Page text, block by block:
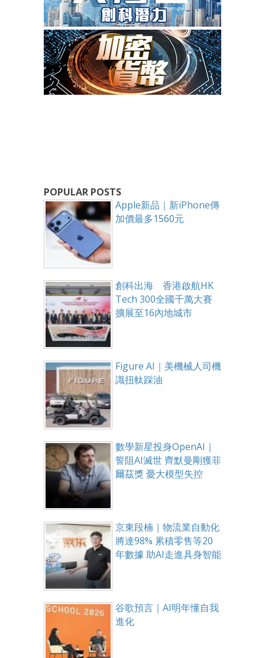
POPULAR POSTS
Apple新品｜新iPhone傳
加價最多1560元
創科出海 香港啟航HK
Tech 300全國千萬大賽
擴展至16內地城市
Figure AI｜美機械人司機
識扭軚踩油
數學新星投身OpenAI｜
誓阻AI滅世 齊默曼剛獲菲
爾茲獎 憂大模型失控
京東段楠｜物流業自動化
將達98% 累積零售等20
年數據 助AI走進具身智能
谷歌預言｜AI明年懂自我
進化